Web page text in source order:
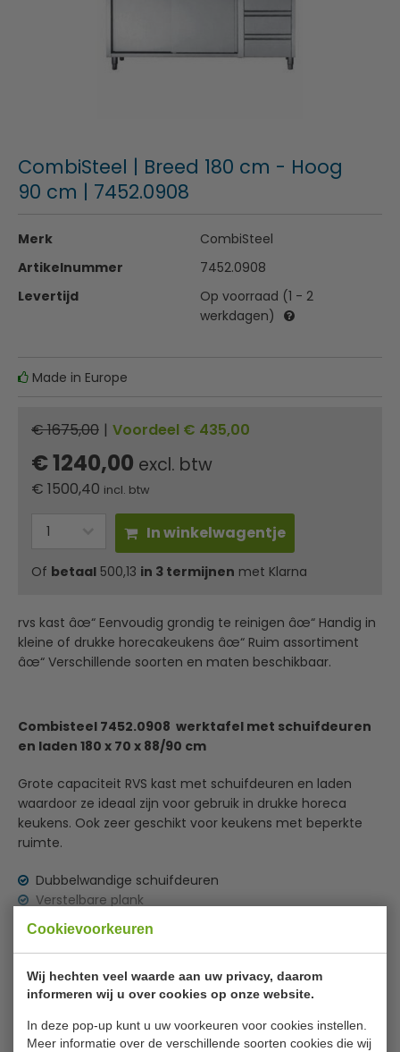
Cookievoorkeuren
Wij hechten veel waarde aan uw privacy, daarom
informeren wij u over cookies op onze website.
In deze pop-up kunt u uw voorkeuren voor cookies instellen.
Meer informatie over de verschillende soorten cookies die wij
CombiSteel | Breed 180 cm - Hoog
90 cm | 7452.0908
Merk
CombiSteel
Artikelnummer
7452.0908
Levertijd
Op voorraad (1 - 2
werkdagen)
Made in Europe
€ 1675,00 | Voordeel € 435,00
€ 1240,00 excl. btw
€ 1500,40 incl. btw
In winkelwagentje
Of betaal 500,13 in 3 termijnen met Klarna
rvs kast âœ“ Eenvoudig grondig te reinigen âœ“ Handig in
kleine of drukke horecakeukens âœ“ Ruim assortiment
âœ“ Verschillende soorten en maten beschikbaar.
Combisteel 7452.0908 werktafel met schuifdeuren
en laden 180 x 70 x 88/90 cm
Grote capaciteit RVS kast met schuifdeuren en laden
waardoor ze ideaal zijn voor gebruik in drukke horeca
keukens. Ook zeer geschikt voor keukens met beperkte
ruimte.
Dubbelwandige schuifdeuren
Verstelbare plank
In hoogte verstelbaar
RVS
Bijlages
Dimensions_7452.0908
Specificaties